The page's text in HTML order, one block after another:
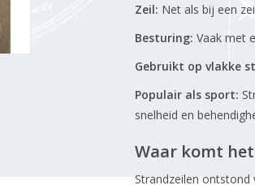
Zeil: Net als bij een
Besturing: Vaak met
Gebruikt op vlakke
Populair als sport:
snelheid en
Waar komt
Strandzeilen ontstond